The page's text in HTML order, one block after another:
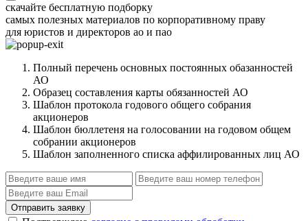
скачайте бесплатную подборку
самых полезных материалов по корпоративному праву
для юристов и директоров ао и пао
Полный перечень основных постоянных обазанностей
АО
Образец составления карты обязанностей АО
Шаблон протокола годового общего собрания
акционеров
Шаблон бюллетеня на голосовании на годовом общем
собрании акционеров
Шаблон заполненного списка аффилированных лиц АО
Отправить заявку